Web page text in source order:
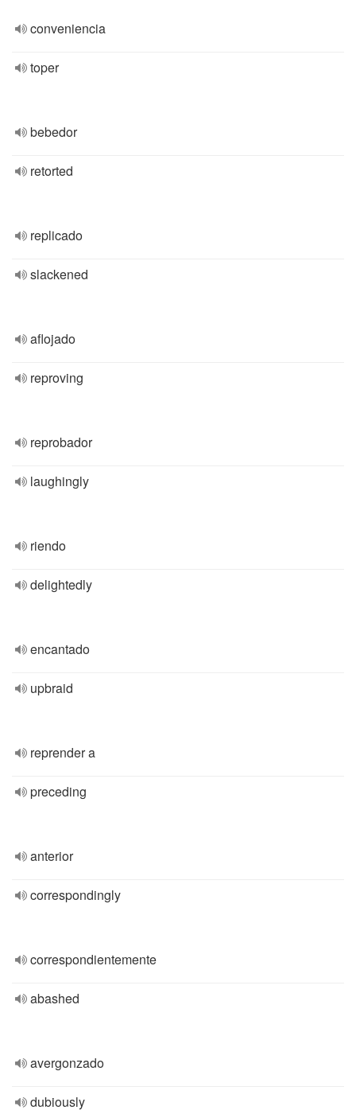
conveniencia
toper
bebedor
retorted
replicado
slackened
aflojado
reproving
reprobador
laughingly
riendo
delightedly
encantado
upbraid
reprender a
preceding
anterior
correspondingly
correspondientemente
abashed
avergonzado
dubiously